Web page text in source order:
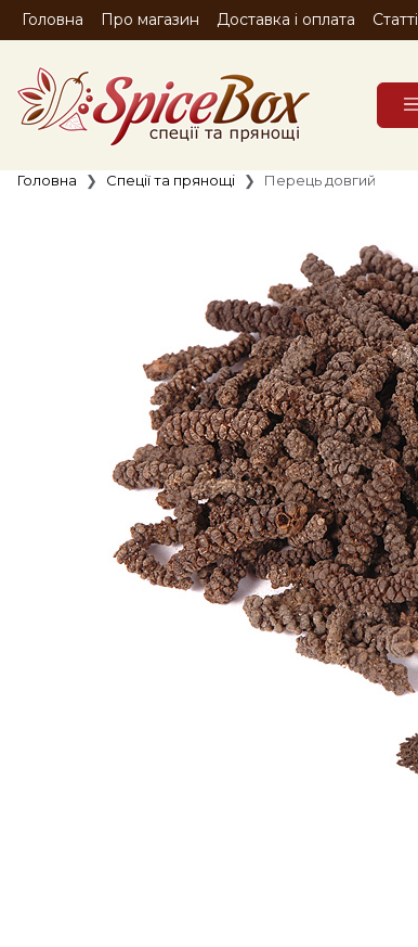
Головна Про магазин Доставка і оплата Статті
Головна Спеції та прянощі Перець довгий